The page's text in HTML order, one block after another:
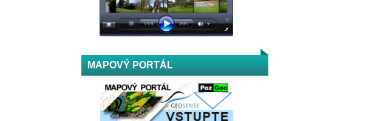
MAPOVÝ PORTÁL